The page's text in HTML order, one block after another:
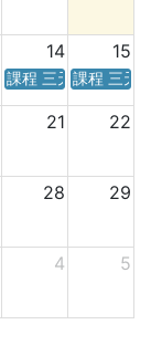
14 15
課程 三天／六天 時
課程 三天
21 22
28 29
4 5